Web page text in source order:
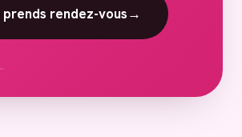
prends rendez-vous→